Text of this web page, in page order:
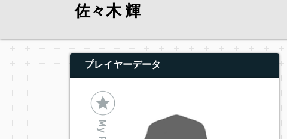
佐々木 輝
プレイヤーデータ